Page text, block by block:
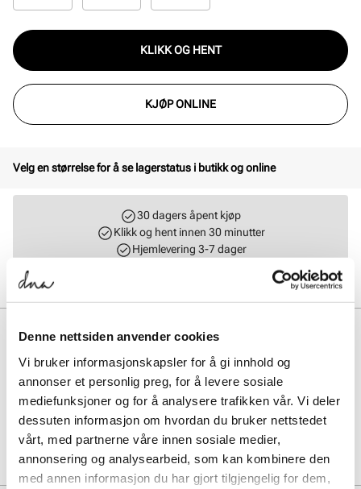
Denne nettsiden anvender cookies
Vi bruker informasjonskapsler for å gi innhold og
annonser et personlig preg, for å levere sosiale
mediefunksjoner og for å analysere trafikken vår. Vi deler
dessuten informasjon om hvordan du bruker nettstedet
vårt, med partnerne våre innen sosiale medier,
annonsering og analysearbeid, som kan kombinere den
med annen informasjon du har gjort tilgjengelig for dem,
KLIKK OG HENT
KJØP ONLINE
Velg en størrelse for å se lagerstatus i butikk og online
30 dagers åpent kjøp
Klikk og hent innen 30 minutter
Hjemlevering 3-7 dager
BESKRIVELSE
Klassisk ballerina laget i premium materialer fra Stockholm Design
Group. Nett og pen med avrundet tå og en komfortabel fotseng og
såle sørger for topp komfort hele dagen.
Art. nr. 31153018
Lev. art. nr25H1613